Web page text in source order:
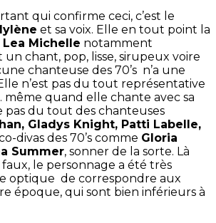
qui confirme ceci, c’est le
et sa voix. Elle en tout point la
Lea Michelle notamment
un chant, pop, lisse, sirupeux voire
chanteuse des 70’s n’a une
n’est pas du tout représentative
même quand elle chante avec sa
pas du tout des chanteuses
Gladys Knight, Patti Labelle,
divas des 70’s comme Gloria
Summer, sonner de la sorte. Là
le personnage a été très
optique de correspondre aux
époque, qui sont bien inférieurs à